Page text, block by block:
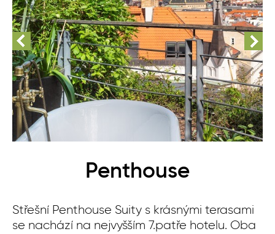
Penthouse
Střešní Penthouse Suity s krásnými terasami
se nachází na nejvyšším 7.patře hotelu. Oba